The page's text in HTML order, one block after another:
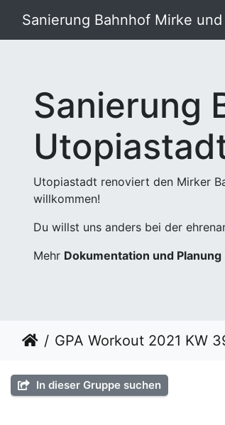
Sanierung Bahnhof Mirke
Sanierung
Utopiastadt renoviert den Mirker
willkommen!
Du willst uns anders bei der
Mehr Dokumentation und Planung
GPA Workout 2021 KW
In dieser Gruppe suchen